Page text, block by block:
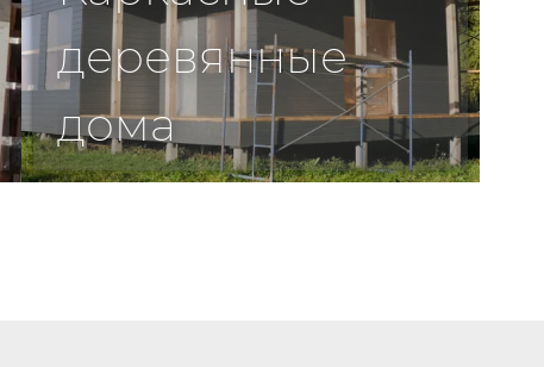
деревянные
дома